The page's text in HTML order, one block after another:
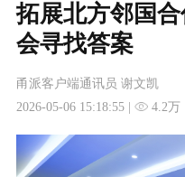
拓展北方邻国
会寻找答案
甬派客户端通讯员 谢文凯
2026-05-06 15:18:55 |
4.2万